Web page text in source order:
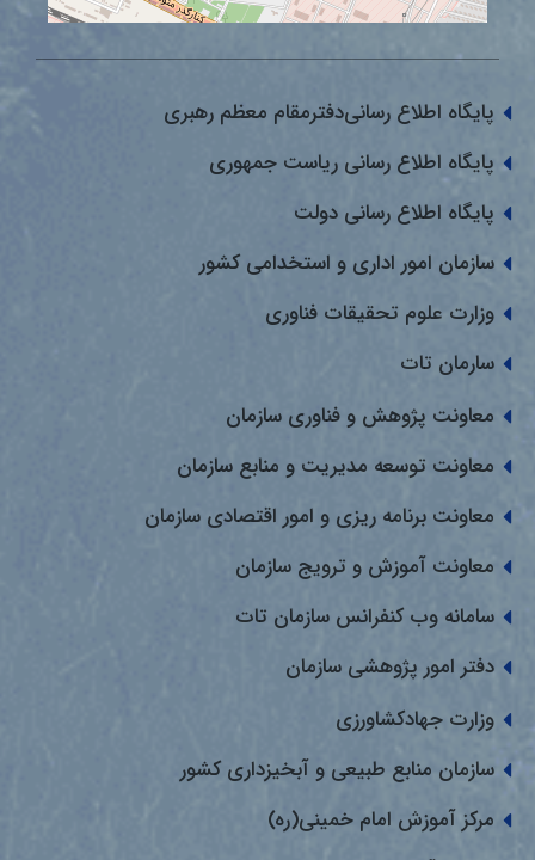
پایگاه اطلاع رسانی‌دفترمقام معظم رهبری
پایگاه اطلاع رسانی ریاست جمهوری
پایگاه اطلاع رسانی دولت
سازمان امور اداری و استخدامی کشور
وزارت علوم تحقیقات فناوری
سارمان تات
معاونت پژوهش و فناوری سازمان
معاونت توسعه مدیریت و منابع سازمان
معاونت برنامه ریزی و امور اقتصادی سازمان
معاونت آموزش و ترویج سازمان
سامانه وب کنفرانس سازمان تات
دفتر امور پژوهشی سازمان
وزارت جهادکشاورزی
سازمان منابع طبیعی و آبخیزداری کشور
مرکز آموزش امام خمینی(ره)